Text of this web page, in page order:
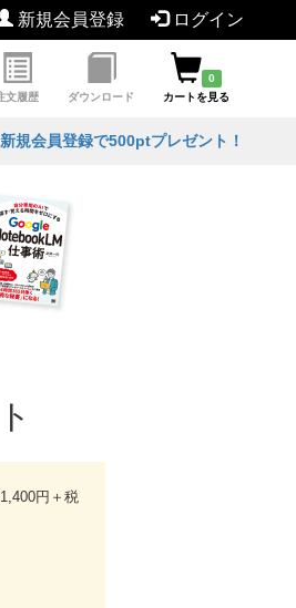
新規会員登録 ログイン
文履歴 ダウンロード
0
カートを見る
新規会員登録で500ptプレゼント！
1,400円＋税